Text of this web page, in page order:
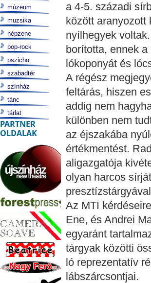
a 4-5. századi
között aranyozott
nyílhegyek
borította, ennek
lókoponyát és
A régész
feltárás, hiszen
addig nem
különben nem
az éjszakába
értékmentést.
aligazgatója
olyan harcos
Az MTI
Ene, és Andrei
egyaránt
tárgyak közötti
ló reprezentatív
lábszárcsontjai.
múzeum
muzsika
népzene
pop-rock
pszicho
szabadtér
színház
tánc
tárlat
PARTNER
OLDALAK